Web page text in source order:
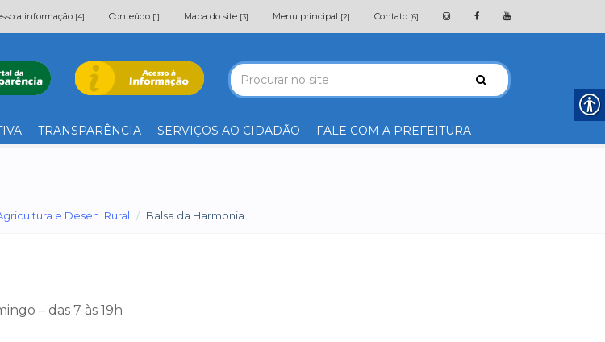
a informação [4] Conteúdo [1] Mapa do site [3] Menu principal [2] Contato [6]
TRANSPARÊNCIA SERVIÇOS AO CIDADÃO FALE COM A PREFEITURA
e Desen. Rural Balsa da Harmonia
– das 7 às 19h